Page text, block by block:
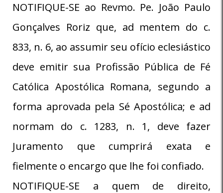
NOTIFIQUE-SE ao Revmo. Pe. João Paulo
Gonçalves Roriz que, ad mentem do c.
833, n. 6, ao assumir seu ofício eclesiástico
deve emitir sua Profissão Pública de Fé
Católica Apostólica Romana, segundo a
forma aprovada pela Sé Apostólica; e ad
normam do c. 1283, n. 1, deve fazer
Juramento que cumprirá exata e
fielmente o encargo que lhe foi confiado.
NOTIFIQUE-SE a quem de direito,